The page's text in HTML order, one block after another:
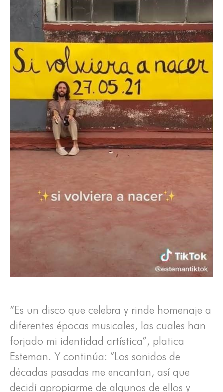
“Es un disco que celebra y rinde homenaje a
diferentes épocas musicales, las cuales han
forjado mi identidad artística”, platica
Esteman. Y continúa: “Los sonidos de
décadas pasadas me encantan, así que
decidí apropiarme de algunos de ellos y